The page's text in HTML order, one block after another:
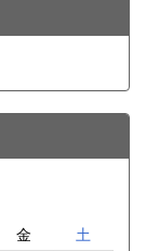
金 土